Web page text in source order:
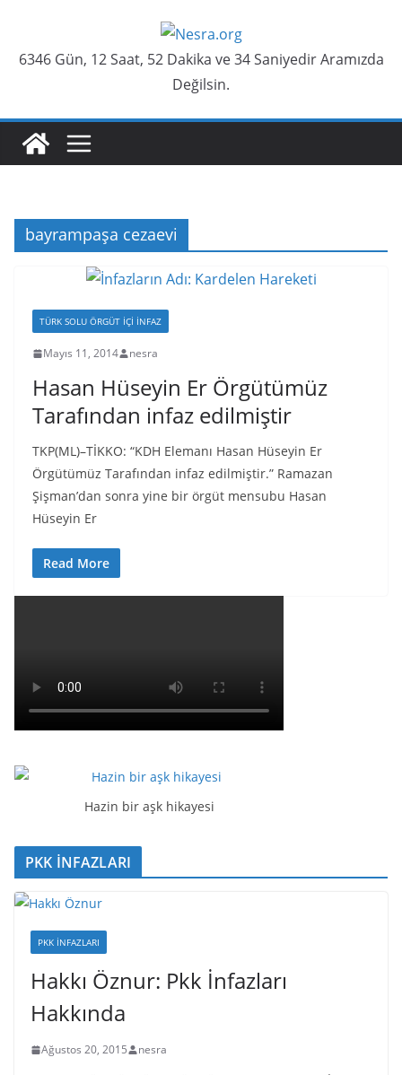
content
6346 Gün, 12 Saat, 52 Dakika ve 34 Saniyedir Aramızda
Değilsin.
bayrampaşa cezaevi
TÜRK SOLU ÖRGÜT İÇI İNFAZ
Mayıs 11, 2014 nesra
Hasan Hüseyin Er Örgütümüz
Tarafından infaz edilmiştir
TKP(ML)–TİKKO: “KDH Elemanı Hasan Hüseyin Er
Örgütümüz Tarafından infaz edilmiştir.” Ramazan
Şişman’dan sonra yine bir örgüt mensubu Hasan
Hüseyin Er
Read More
Hazin bir aşk hikayesi
PKK İNFAZLARI
PKK İNFAZLARI
Hakkı Öznur: Pkk İnfazları
Hakkında
Ağustos 20, 2015 nesra